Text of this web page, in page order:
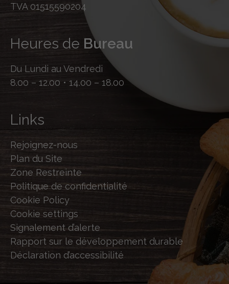
TVA 01515590204
Heures de Bureau
Du Lundi au Vendredi
8.00 – 12.00 • 14.00 – 18.00
Links
Rejoignez-nous
Plan du Site
Zone Restreinte
Politique de confidentialité
Cookie Policy
Cookie settings
Signalement d’alerte
Rapport sur le développement durable
Déclaration d’accessibilité